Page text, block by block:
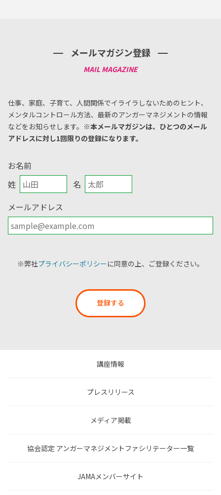
メールマガジン登録
仕事、家庭、子育て、人間関係でイライラしないためのヒント、
メンタルコントロール方法、 最新のアンガーマネジメントの情報
などをお知らせします。 ※本メールマガジンは、ひとつのメール
アドレスに対し1回限りの登録になります。
お名前
姓
名
メールアドレス
※弊社プライバシーポリシーに同意の上、ご登録ください。
登録する
講座情報
プレスリリース
メディア掲載
協会認定 アンガーマネジメントファシリテーター一覧
JAMAメンバーサイト